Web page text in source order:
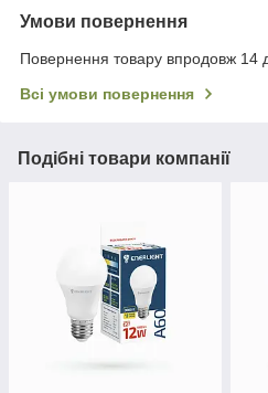
Умови повернення
Повернення товару впродовж 14
Всі умови повернення
Подібні товари компанії